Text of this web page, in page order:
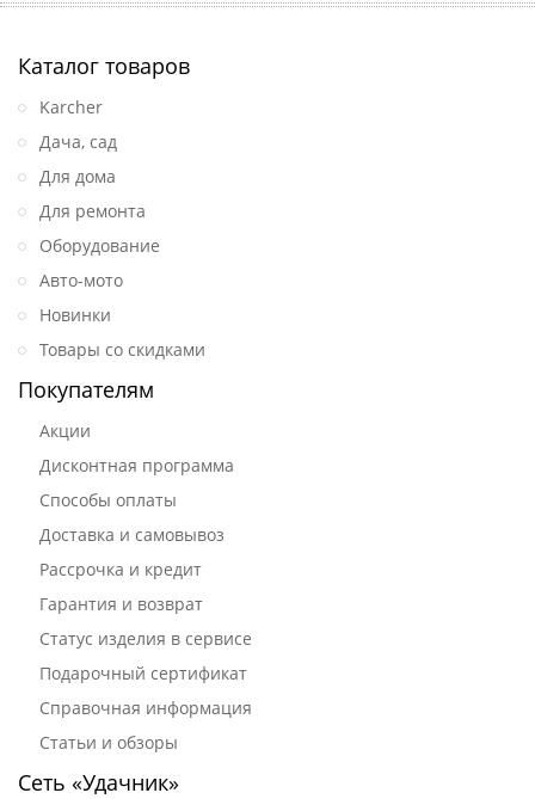
Каталог товаров
Karcher
Дача, сад
Для дома
Для ремонта
Оборудование
Авто-мото
Новинки
Товары со скидками
Покупателям
Акции
Дисконтная программа
Способы оплаты
Доставка и самовывоз
Рассрочка и кредит
Гарантия и возврат
Статус изделия в сервисе
Подарочный сертификат
Справочная информация
Статьи и обзоры
Сеть «Удачник»